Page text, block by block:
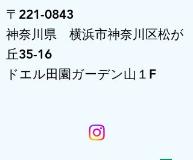
〒221-0843
神奈川県 横浜市神奈川区松が
丘35-16
ドエル田園ガーデン山１F